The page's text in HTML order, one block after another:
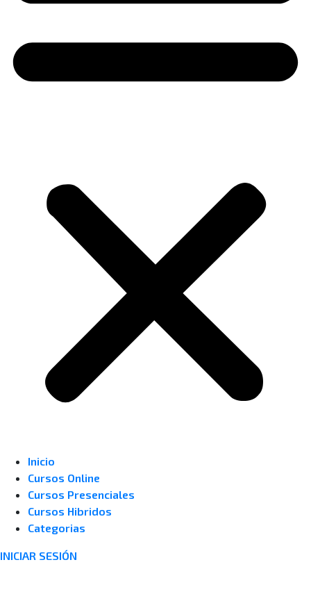
Inicio
Cursos Online
Cursos Presenciales
Cursos Hibridos
Categorias
INICIAR SESIÓN